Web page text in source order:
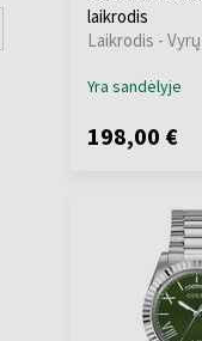
laikrodis
Laikrodis - Vyrų
Yra sandėlyje
198,00 €